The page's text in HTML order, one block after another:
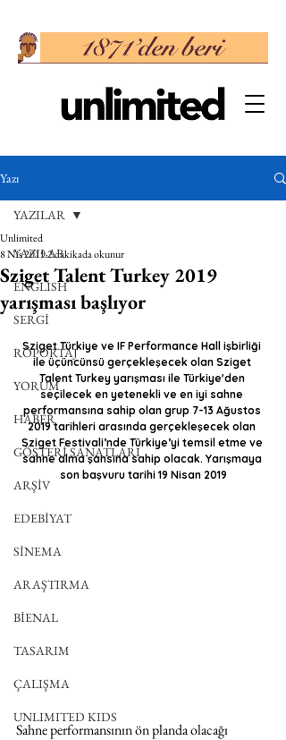
Yazı
YAZILAR
ENGLISH
SERGİ
RÖPORTAJ
YORUM
HABER
GÖSTERİ SANATLARI
ARŞİV
EDEBİYAT
SİNEMA
ARAŞTIRMA
BİENAL
TASARIM
ÇALIŞMA
UNLIMITED KIDS
YAZILAR
Sziget Talent Turkey 2019
yarışması başlıyor
Unlimited
8 Nis 20192 dakikada okunur
Sziget Türkiye ve IF Performance Hall işbirliği
ile üçüncünsü gerçekleşecek olan Sziget
Talent Turkey yarışması ile Türkiye'den
seçilecek en yetenekli ve en iyi sahne
performansına sahip olan grup 7-13 Ağustos
2019 tarihleri arasında gerçekleşecek olan
Sziget Festivali’nde Türkiye’yi temsil etme ve
sahne alma şansına sahip olacak. Yarışmaya
son başvuru tarihi 19 Nisan 2019
Sahne performansının ön planda olacağı